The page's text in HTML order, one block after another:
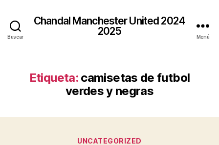
Buscar
Chandal Manchester United 2024
2025
Menú
Etiqueta: camisetas de futbol
verdes y negras
Categorías
UNCATEGORIZED